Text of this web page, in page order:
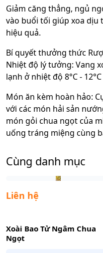
Giảm căng thẳng, ngủ
vào buổi tối giúp xoa dịu
hiệu quả.
Bí quyết thưởng thức
Nhiệt độ lý tưởng: Vang
lạnh ở nhiệt độ 8°C -
Món ăn kèm hoàn hảo:
với các món hải sản
món gỏi chua ngọt của
uống tráng miệng cùng
Cùng danh mục
Liên hệ
Xoài Bao Tử Ngâm Chua
Ngọt